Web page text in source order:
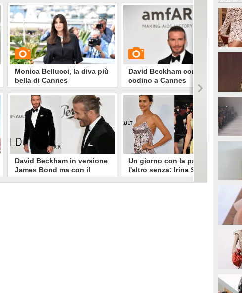
Monica Bellucci, la diva più
bella di Cannes
GUARDA
21025 • di Stile e trend
David Beckham in versione
James Bond ma con il
codino
David Beckham con il
codino a Cannes
GUARDA
4862 • diStile e trend
Un giorno con la pancetta,
l'altro senza: Irina Shayk ha
dimenticato l’intimo
a Cannes, questa volta ha rivelato